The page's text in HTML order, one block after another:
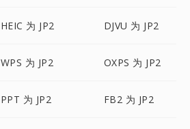
HEIC 为 JP2 DJVU 为 JP2
WPS 为 JP2 OXPS 为 JP2
PPT 为 JP2 FB2 为 JP2